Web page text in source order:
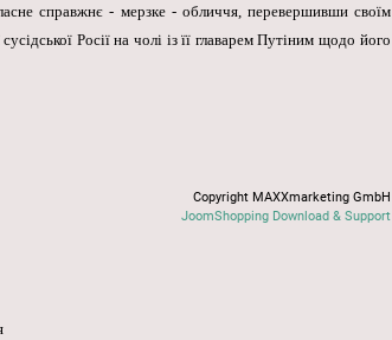
справжнє - мерзке - обличчя, перевершивши своїм
Росії на чолі із її главарем Путіним щодо його
Copyright MAXXmarketing GmbH
JoomShopping Download & Support